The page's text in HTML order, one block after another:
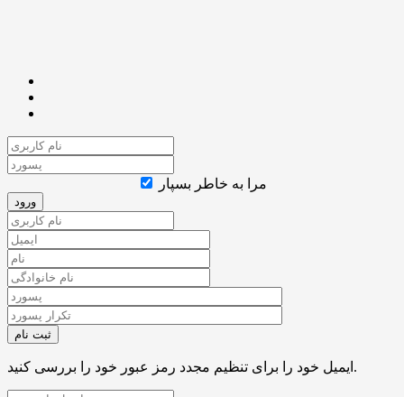
مرا به خاطر بسپار
ایمیل خود را برای تنظیم مجدد رمز عبور خود را بررسی کنید.